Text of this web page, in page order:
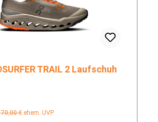
TRAIL 2 Laufschuh
Preis:
€ ehem. UVP